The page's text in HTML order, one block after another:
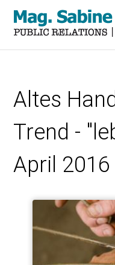
Inhalt
Altes
Trend -
April 2016